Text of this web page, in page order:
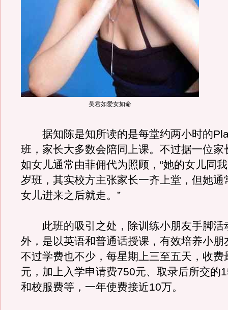
吴君如爱女如命
据知陈是知所读的是每堂约两小时的
班，家长大多数会陪同上课。不过据一位家
如女儿通常由菲佣代为照顾，“她的女儿同
岁班，其实校方主张家长一齐上堂，但她通
女儿进来之后就走。”
此班的吸引之处，除训练小朋友手脚活
外，是以英语和普通话授课，有效培养小朋
不过学费也不少，每星期上三至五天，收费
元，加上入学申请费750元、取录后所交的
和校服费等，一年使费接近10万。